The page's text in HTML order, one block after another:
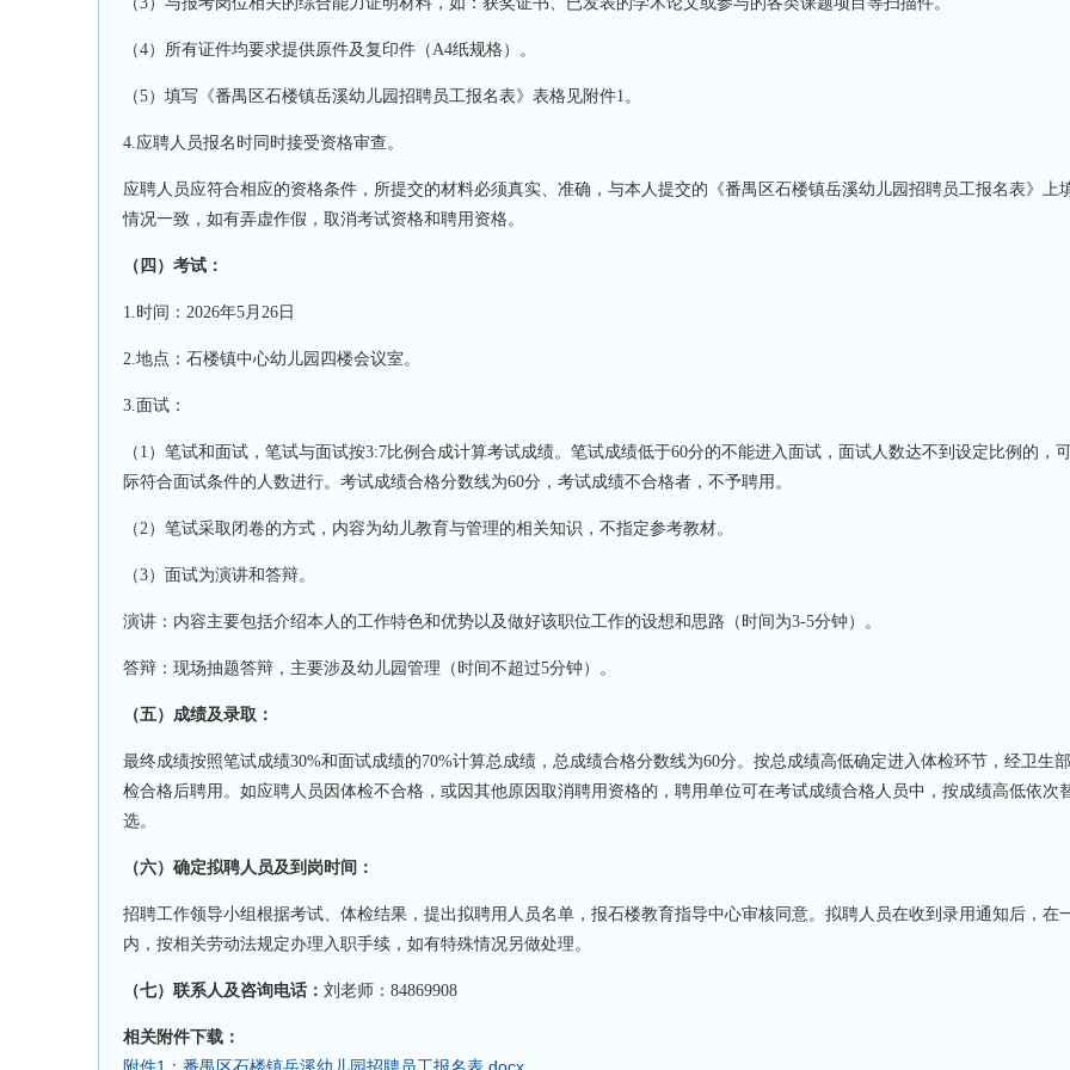
（4）所有证件均要求提供原件及复印件（A4纸规格）。
（5）填写《番禺区石楼镇岳溪幼儿园招聘员工报名表》表格见附件1。
4.应聘人员报名时同时接受资格审查。
应聘人员应符合相应的资格条件，所提交的材料必须真实、准确，与本人提交的《番禺区石楼镇岳溪幼儿园招聘员工报名表》上
情况一致，如有弄虚作假，取消考试资格和聘用资格。
（四）考试 ：
1.时间：2026年5月 26 日
2.地点：石楼镇中心幼儿园 四楼会议室。
3.面试：
（ 1）笔试和面试，笔试与面试按3:7比例合成计算考试成绩。笔试成绩低于60分的不能进入面试，面试人数达不到设定比例的，
际符合面试条件的人数进行。考试成绩合格分数线为60分，考试成绩不合格者，不予聘用。
（2）笔试采取闭卷的方式，内容为幼儿教育与管理的相关知识，不指定参考教材。
（3）面试为演讲和答辩。
演讲：内容主要包括介绍本人的工作特色和优势以及做好该职位工作的设想和思路（时间为3-5分钟）。
答辩：现场抽题答辩，主要涉及幼儿园管理（时间不超过5分钟）。
（五）成绩及录取 ：
最终成绩按照笔试成绩30%和面试成绩的70%计算总成绩，总成绩合格分数线为60分。按总成绩高低确定进入体检环节，经卫生
检合格后聘用。如应聘人员因体检不合格，或因其他原因取消聘用资格的，聘用单位可在考试成绩合格人员中，按成绩高低依次
选。
（六）确定拟聘人员及到岗时间 ：
招聘工作领导小组根据考试、体检结果，提出拟聘用人员名单，报石楼教育指导中心审核同意。拟聘人员在收到录用通知后，在
内，按相关劳动法规定办理入职手续，如有特殊情况另做处理。
（七） 联系人及咨询电话： 刘 老师： 84869908
相关附件下载：